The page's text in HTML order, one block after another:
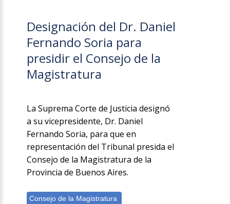
Designación del Dr. Daniel
Fernando Soria para
presidir el Consejo de la
Magistratura
La Suprema Corte de Justicia designó
a su vicepresidente, Dr. Daniel
Fernando Soria, para que en
representación del Tribunal presida el
Consejo de la Magistratura de la
Provincia de Buenos Aires.